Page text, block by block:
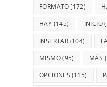
FORMATO (172)
HAY (145) INICIO
INSERTAR (104)
MISMO(95) MÁS
OPCIONES (115)